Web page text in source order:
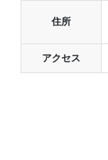
住所
アクセス